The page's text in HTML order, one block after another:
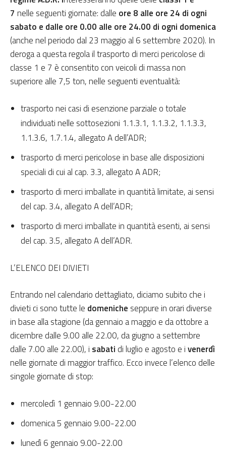
7 nelle seguenti giornate: dalle ore 8 alle ore 24 di ogni
sabato e dalle ore 0.00 alle ore 24.00 di ogni domenica
(anche nel periodo dal 23 maggio al 6 settembre 2020). In
deroga a questa regola il trasporto di merci pericolose di
classe 1 e 7 è consentito con veicoli di massa non
superiore alle 7,5 ton, nelle seguenti eventualità:
trasporto nei casi di esenzione parziale o totale
individuati nelle sottosezioni 1.1.3.1, 1.1.3.2, 1.1.3.3,
1.1.3.6, 1.7.1.4, allegato A dell’ADR;
trasporto di merci pericolose in base alle disposizioni
speciali di cui al cap. 3.3, allegato A ADR;
trasporto di merci imballate in quantità limitate, ai sensi
del cap. 3.4, allegato A dell’ADR;
trasporto di merci imballate in quantità esenti, ai sensi
del cap. 3.5, allegato A dell’ADR.
L’ELENCO DEI DIVIETI
Entrando nel calendario dettagliato, diciamo subito che i
divieti ci sonotutte le domeniche seppure in orari diverse
in base alla stagione (da gennaio a maggio e da ottobre a
dicembre dalle 9.00 alle 22.00, da giugno a settembre
dalle 7.00 alle 22.00), i sabati di luglio e agosto e ivenerdì
nelle giornate di maggior traffico. Ecco invece l’elenco delle
singole giornate di stop:
mercoledì 1 gennaio 9.00-22.00
domenica 5 gennaio 9.00-22.00
lunedì 6 gennaio 9.00-22.00